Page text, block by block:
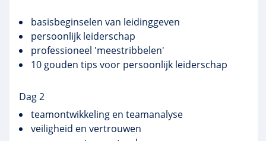
basisbeginselen van leidinggeven
persoonlijk leiderschap
professioneel 'meestribbelen'
10 gouden tips voor persoonlijk leiderschap
Dag 2
teamontwikkeling en teamanalyse
veiligheid en vertrouwen